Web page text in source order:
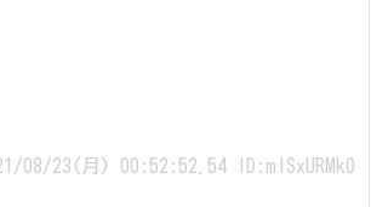
08/23(月) 00:52:52.54 ID:mlSxURMk0